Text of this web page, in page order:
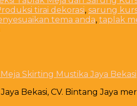
tirai dekorasi, sarung
tema anda, taplak
Skirting Mustika Jaya Bekasi
Bekasi, CV. Bintang Jaya